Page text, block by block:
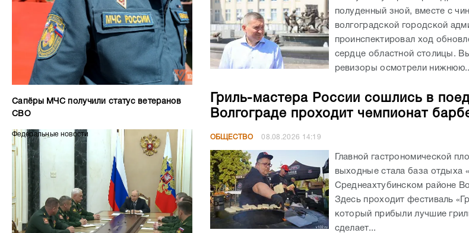
Сапёры МЧС получили статус ветеранов
СВО
Федеральные новости
полуденный зной, вместе с
волгоградской городской
проинспектировал ход
сердце областной столицы.
ревизоры осмотрели
Гриль-мастера России сошлись в
Волгограде проходит чемпионат
ОБЩЕСТВО 08.08.2026 14:19
Главной гастрономической
выходные стала база отдыха
Среднеахтубинском районе
Здесь проходит фестиваль
который прибыли лучшие
сделает...